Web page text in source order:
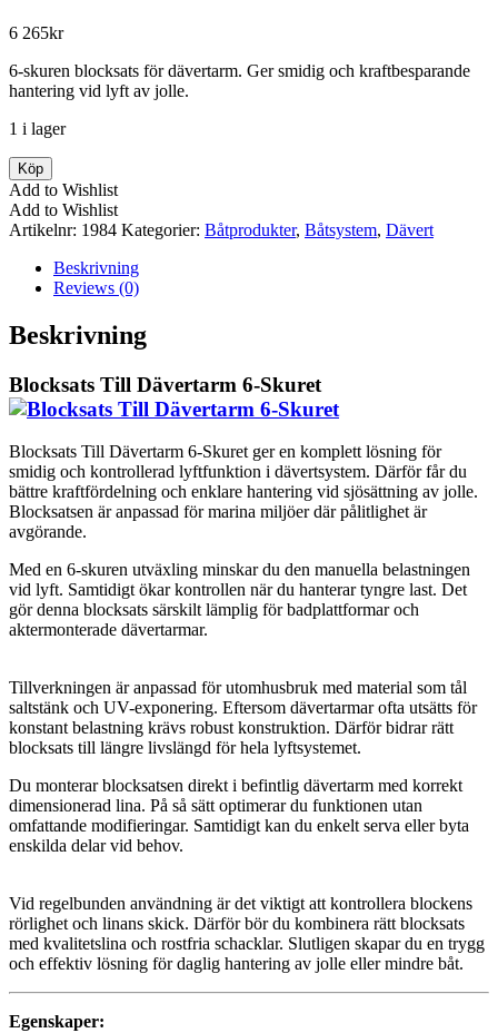
6 265kr
6-skuren blocksats för dävertarm. Ger smidig och kraftbesparande
hantering vid lyft av jolle.
1 i lager
Blocksats
Till
Dävertarm
6-
mängd
Köp
Add to Wishlist
Add to Wishlist
Artikelnr: 1984 Kategorier: Båtprodukter, Båtsystem, Dävert
Beskrivning
Reviews (0)
Beskrivning
Blocksats Till Dävertarm 6-Skuret
Blocksats Till Dävertarm 6-Skuret ger en komplett lösning för
smidig och kontrollerad lyftfunktion i dävertsystem. Därför får du
bättre kraftfördelning och enklare hantering vid sjösättning av jolle.
Blocksatsen är anpassad för marina miljöer där pålitlighet är
avgörande.
Med en 6-skuren utväxling minskar du den manuella belastningen
vid lyft. Samtidigt ökar kontrollen när du hanterar tyngre last. Det
gör denna blocksats särskilt lämplig för badplattformar och
aktermonterade dävertarmar.
Tillverkningen är anpassad för utomhusbruk med material som tål
saltstänk och UV-exponering. Eftersom dävertarmar ofta utsätts för
konstant belastning krävs robust konstruktion. Därför bidrar rätt
blocksats till längre livslängd för hela lyftsystemet.
Du monterar blocksatsen direkt i befintlig dävertarm med korrekt
dimensionerad lina. På så sätt optimerar du funktionen utan
omfattande modifieringar. Samtidigt kan du enkelt serva eller byta
enskilda delar vid behov.
Vid regelbunden användning är det viktigt att kontrollera blockens
rörlighet och linans skick. Därför bör du kombinera rätt blocksats
med kvalitetslina och rostfria schacklar. Slutligen skapar du en trygg
och effektiv lösning för daglig hantering av jolle eller mindre båt.
Egenskaper: